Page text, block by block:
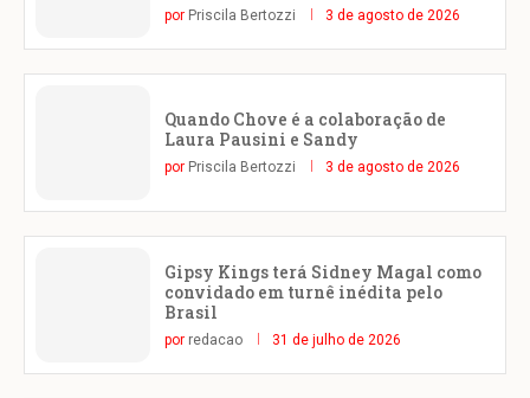
por Priscila Bertozzi 3 de agosto de 2026
Quando Chove é a colaboração de
Laura Pausini e Sandy
por Priscila Bertozzi 3 de agosto de 2026
Gipsy Kings terá Sidney Magal como
convidado em turnê inédita pelo
Brasil
por redacao 31 de julho de 2026